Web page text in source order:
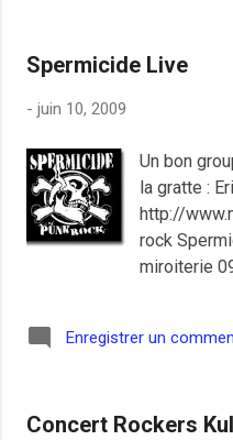
Spermicide Live
- juin 10, 2009
Un bon
la gratte :
http://
rock
miroiterie
Paris at la
Enregistrer un
Concert Rockers